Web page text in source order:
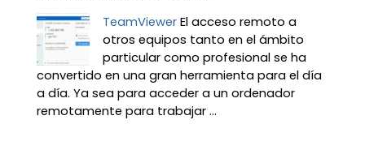
TeamViewer El acceso remoto a
otros equipos tanto en el ámbito
particular como profesional se ha
convertido en una gran herramienta para el día
a día. Ya sea para acceder a un ordenador
remotamente para trabajar ...